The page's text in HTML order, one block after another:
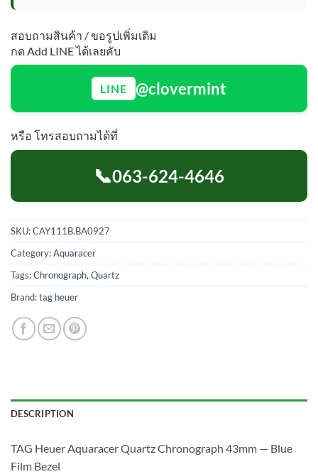
สอบถามสินค้า / ขอรูปเพิ่มเติม
กด Add LINE ได้เลยคับ
LINE @clovermint
หรือ โทรสอบถามได้ที่
📞063-624-4646
SKU:CAY111B.BA0927
Category:Aquaracer
Tags:Chronograph,Quartz
Brand:tag heuer
DESCRIPTION
TAG Heuer Aquaracer Quartz Chronograph 43mm — Blue
Film Bezel